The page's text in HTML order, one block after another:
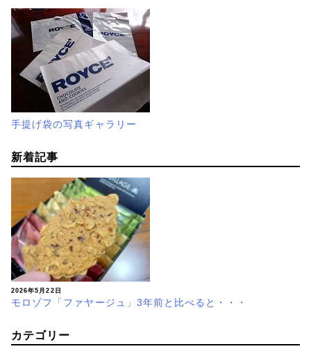
手提げ袋の写真ギャラリー
新着記事
2026年5月22日
モロゾフ「ファヤージュ」3年前と比べると・・・
カテゴリー